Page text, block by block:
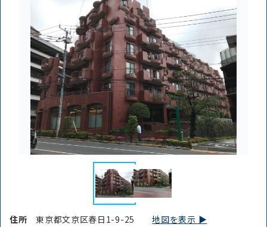
住所東京都文京区春日1-9-25地図を表示 ▶︎